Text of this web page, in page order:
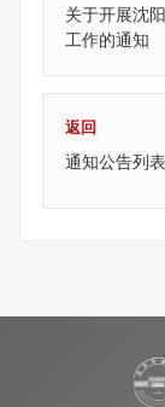
关于开展沈
工作的通知
返回
通知公告列表